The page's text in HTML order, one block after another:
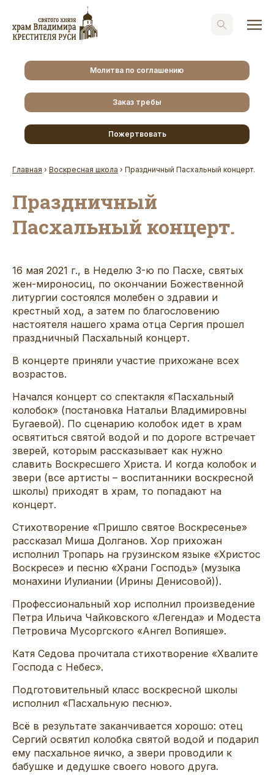
Молитва по соглашению
Заказ требы
Пожертвовать
Главная › Воскресная школа › Праздничный Пасхальный концерт.
Праздничный
Пасхальный концерт.
16 мая 2021 г., в Неделю 3-ю по Пасхе, святых
жен-мироносиц, по окончании Божественной
литургии состоялся молебен о здравии и
крестный ход, а затем по благословению
настоятеля нашего храма отца Сергия прошел
праздничный Пасхальный концерт.
В концерте приняли участие прихожане всех
возрастов.
Начался концерт со спектакля «Пасхальный
колобок» (постановка Натальи Владимировны
Бугаевой). По сценарию колобок идет в храм
освятиться святой водой и по дороге встречает
зверей, которым рассказывает как нужно
славить Воскресшего Христа. И когда колобок и
звери (все артисты – воспитанники воскресной
школы) приходят в храм, то попадают на
концерт.
Стихотворение «Пришло святое Воскресенье»
рассказал Миша Долганов. Хор прихожан
исполнил Тропарь на грузинском языке «Христос
Воскресе» и песню «Храни Господь» (музыка
монахини Иулиании (Ирины Денисовой)).
Профессиональный хор исполнил произведение
Петра Ильича Чайковского «Легенда» и Модеста
Петровича Мусоргского «Ангел Вопияше».
Катя Седова прочитала стихотворение «Хвалите
Господа с Небес».
Подготовительный класс воскресной школы
исполнил «Пасхальную песню».
Всё в результате заканчивается хорошо: отец
Сергий освятил колобка святой водой и подарил
ему пасхальное яичко, а звери проводили к
бабушке и дедушке своего нового друга.